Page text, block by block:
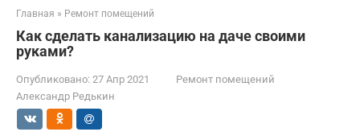
Главная » Ремонт помещений
Как сделать канализацию на даче своими
руками?
Опубликовано: 27 Апр 2021
Ремонт помещений
Александр Редькин